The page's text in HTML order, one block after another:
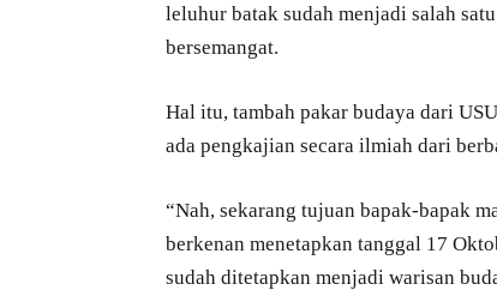
leluhur batak sudah menjadi salah
bersemangat.
Hal itu, tambah pakar budaya dari
ada pengkajian secara ilmiah dari
“Nah, sekarang tujuan bapak-bapak
berkenan menetapkan tanggal 17
sudah ditetapkan menjadi warisan